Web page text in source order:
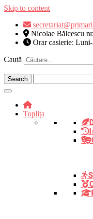
Skip to content
Nicolae Bălcescu
Orar casierie:
Caută
Toplița